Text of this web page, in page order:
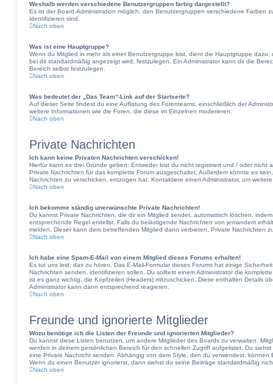
Weshalb werden verschiedene Benutzergruppen farbig dargestellt?
Es ist der Board-Administration möglich, den Benutzergruppen verschiedene Farben
identifizieren sind.
Nach oben
Was ist eine Hauptgruppe?
Wenn du Mitglied in mehr als einer Benutzergruppe bist, dient die Hauptgruppe
bei dir standardmäßig angezeigt wird, festzulegen. Ein Administrator kann dir die
Bereich selbst festzulegen.
Nach oben
Was bedeutet der „Das Team“-Link auf der Startseite?
Auf dieser Seite findest du eine Auflistung des Forenteams, einschließlich der
weitere Informationen wie die Foren, die diese im Einzelnen moderieren.
Nach oben
Private Nachrichten
Ich kann keine Privaten Nachrichten verschicken!
Hierfür kann es drei Gründe geben: Entweder bist du nicht registriert und / oder nicht
Private Nachrichten für das komplette Forum ausgeschaltet. Außerdem könnte es
Nachrichten zu verschicken, entzogen hat. Kontaktiere einen Administrator, um
Nach oben
Ich bekomme ständig unerwünschte Private Nachrichten!
Du kannst Private Nachrichten, die dir ein Mitglied sendet, automatisch löschen,
entsprechende Regel erstellst. Falls du belästigende Nachrichten von jemandem
melden. Dieser kann dem betreffenden Mitglied dann verbieten, Private Nachrichten
Nach oben
Ich habe eine Spam-E-Mail von einem Mitglied dieses Forums erhalten!
Es tut uns leid, das zu hören. Das E-Mail-Formular dieses Forums hat einige
Nachrichten senden, identifizieren sollen. Du solltest einem Administrator die
ist es ganz wichtig, die Kopfzeilen (Headers) mitzuschicken. Diese enthalten Details
Administrator kann dann entsprechend reagieren.
Nach oben
Freunde und ignorierte Mitglieder
Wozu benötige ich die Listen der Freunde und ignorierten Mitglieder?
Du kannst diese Listen benutzen, um andere Mitglieder des Boards zu verwalten.
werden in deinem persönlichen Bereich für den schnellen Zugriff aufgelistet. Du
eine Private Nachricht senden. Abhängig von dem Style, den du verwendest,
Wenn du einen Benutzer ignorierst, dann siehst du seine Beiträge standardmäßig
Nach oben